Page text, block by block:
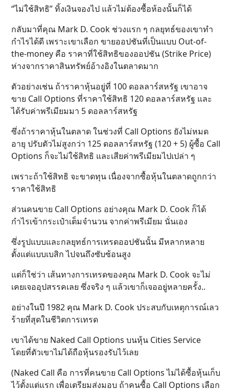
“ไม่ใช้สิทธิ” ทิ้งเงินจองไป แล้วไม่ต้องซื้อห้องนั้นก็ได้
กลับมาที่คุณ Mark D. Cook ช่วงแรก ๆ กลยุทธ์ของเขาทำ
กำไรได้ดี เพราะเขาเลือก ขายออปชันที่เป็นแบบ Out-of-
the-money คือ ราคาที่ใช้สิทธิของออปชัน (Strike Price)
ห่างจากราคาสินทรัพย์อ้างอิงในตลาดมาก
ตัวอย่างเช่น ถ้าราคาหุ้นอยู่ที่ 100 ดอลลาร์สหรัฐ เขาอาจ
ขาย Call Options ที่ราคาใช้สิทธิ 120 ดอลลาร์สหรัฐ และ
ได้รับค่าพรีเมียมมา 5 ดอลลาร์สหรัฐ
ซึ่งถ้าราคาหุ้นในตลาด ในช่วงที่ Call Options ยังไม่หมด
อายุ ปรับตัวไม่สูงกว่า 125 ดอลลาร์สหรัฐ​ (120 + 5) ผู้ซื้อ Call
Options ก็จะไม่ใช้สิทธิ และเสียค่าพรีเมียมไปเปล่า ๆ
เพราะถ้าใช้สิทธิ จะขาดทุน เนื่องจากซื้อหุ้นในตลาดถูกกว่า
ราคาใช้สิทธิ
ส่วนคนขาย Call Options อย่างคุณ Mark D. Cook ก็ได้
กำไรเข้ากระเป๋าเต็มจำนวน จากค่าพรีเมียม นั่นเอง
ซึ่งรูปแบบและกลยุทธ์การเทรดออปชันนั้น มีหลากหลาย
ตั้งแต่แบบเบสิก ไปจนถึงซับซ้อนสูง
แต่ก็ใช่ว่า เส้นทางการเทรดของคุณ Mark D. Cook จะไม่
เคยเจออุปสรรคเลย ซึ่งจริง ๆ แล้วเขาก็เจออยู่หลายครั้ง..
อย่างในปี 1982 คุณ Mark D. Cook ประสบกับเหตุการณ์เลว
ร้ายที่สุดในชีวิตการเทรด
เขาได้ขาย Naked Call Options บนหุ้น Cities Service
โดยที่ตัวเขาไม่ได้ถือหุ้นรองรับไว้เลย
(Naked Call คือ การที่คนขาย Call Options ไม่ได้ซื้อหุ้นเก็บ
ไว้ตั้งแต่แรก เพื่อเตรียมส่งมอบ ถ้าคนซื้อ Call Options เลือก